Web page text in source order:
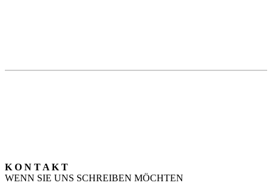
K O N T A K T
WENN SIE UNS SCHREIBEN MÖCHTEN